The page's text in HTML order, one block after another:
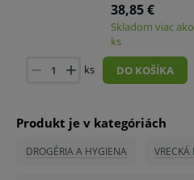
38,85 €
Skladom viac
ks
ks
DO KOŠÍKA
Produkt je v kategóriách
DROGÉRIA A HYGIENA